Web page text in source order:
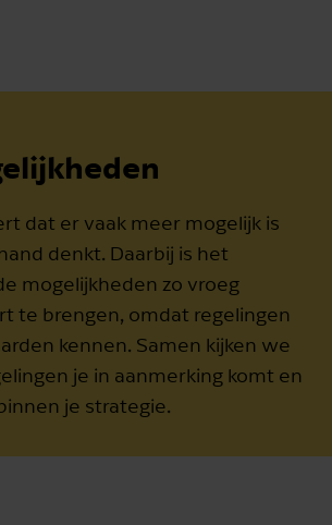
dat er vaak meer mogelijk is
denkt. Daarbij is het
mogelijkheden zo vroeg
te brengen, omdat regelingen
kennen. Samen kijken we
je in aanmerking komt en
je strategie.